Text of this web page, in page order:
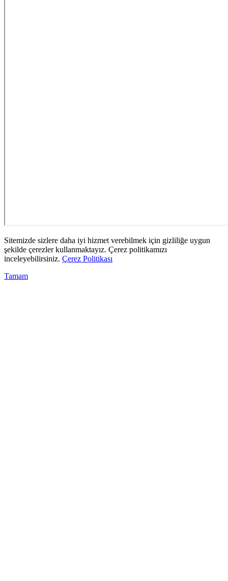
Sitemizde sizlere daha iyi hizmet verebilmek için gizliliğe uygun
şekilde çerezler kullanmaktayız. Çerez politikamızı
inceleyebilirsiniz. Çerez Politikası
Tamam